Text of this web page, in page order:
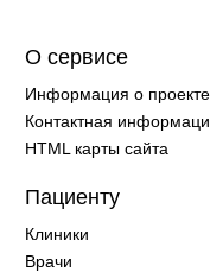
О сервисе
Информация о проекте
Контактная
HTML карты сайта
Пациенту
Клиники
Врачи